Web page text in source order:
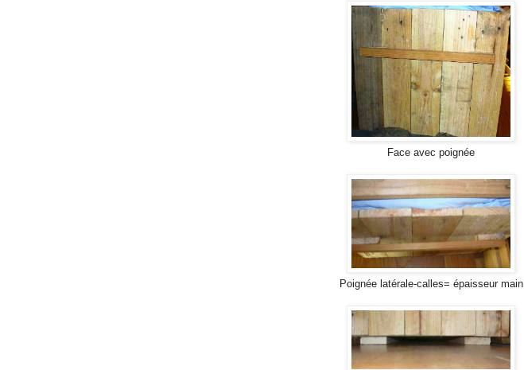
Face avec poignée
Poignée latérale-calles= épaisseur main